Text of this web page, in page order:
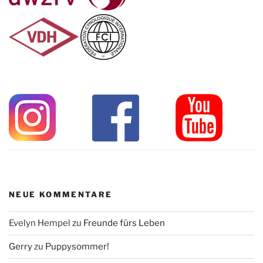
NEUE KOMMENTARE
Evelyn Hempel zu Freunde fürs Leben
Gerryzu Puppysommer!